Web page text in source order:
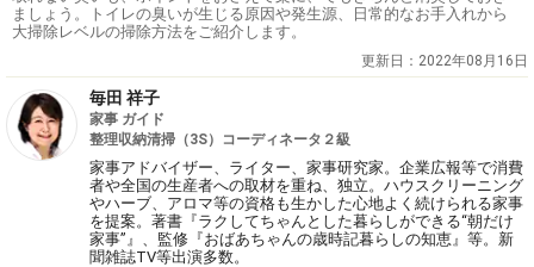
ましょう。トイレの臭いが生じる原因や発生源、日常的なお手入れから
大掃除レベルの掃除方法をご紹介します。
更新日： 2022年08月16日
毎田 祥子
家事 ガイド
整理収納清掃（3S）コーディネータ２級
家事アドバイザー、ライター、家事研究家。企業広報等で消費
者や全国の生産者への取材を重ね、独立。ハウスクリーニング
やハーブ、アロマ等の資格も生かした心地よく続けられる家事
を提案。著書『ラクしてちゃんとした暮らしができる“朝だけ
家事”』、監修『おばあちゃんの歳時記暮らしの知恵』等。新
聞雑誌TV等出演多数。